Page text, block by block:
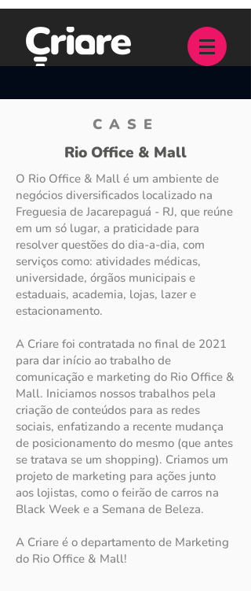
CASE
Rio Office & Mall
O Rio Office & Mall é um ambiente de
negócios diversificados localizado na
Freguesia de Jacarepaguá - RJ, que reúne
em um só lugar, a praticidade para
resolver questões do dia-a-dia, com
serviços como: atividades médicas,
universidade, órgãos municipais e
estaduais, academia, lojas, lazer e
estacionamento.
A Criare foi contratada no final de 2021
para dar início ao trabalho de
comunicação e marketing do Rio Office &
Mall. Iniciamos nossos trabalhos pela
criação de conteúdos para as redes
sociais, enfatizando a recente mudança
de posicionamento do mesmo (que antes
se tratava se um shopping). Criamos um
projeto de marketing para ações junto
aos lojistas, como o feirão de carros na
Black Week e a Semana de Beleza.
A Criare é o departamento de Marketing
do Rio Office & Mall!